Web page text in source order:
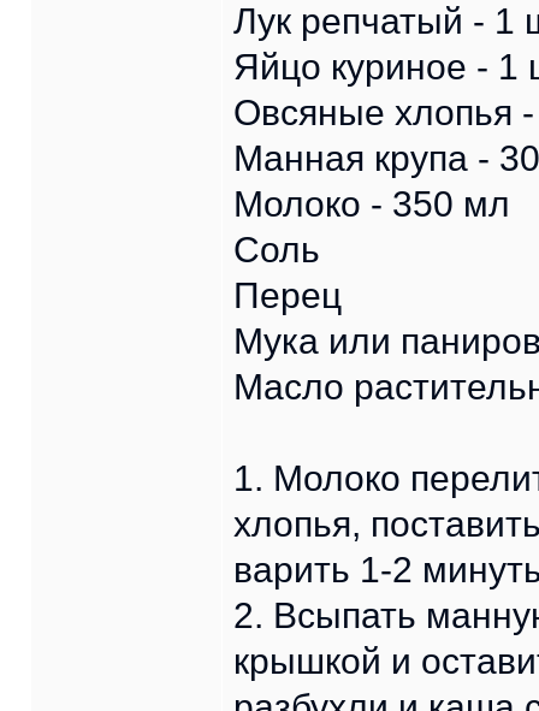
Лук репчатый - 1
Яйцо куриное - 1
Овсяные хлопья -
Манная крупа -
Молоко - 350 мл
Соль
Перец
Мука или
Масло
1. Молоко
хлопья,
варить 1-2
2. Всыпать
крышкой и